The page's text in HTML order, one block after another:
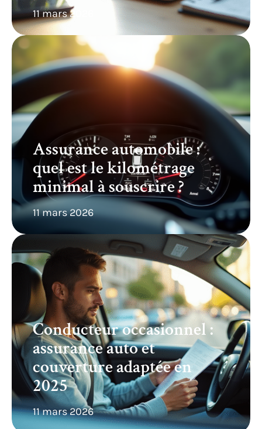
11 mars 2026
Assurance automobile :
quel est le kilométrage
minimal à souscrire ?
11 mars 2026
Conducteur occasionnel :
assurance auto et
couverture adaptée en
2025
11 mars 2026